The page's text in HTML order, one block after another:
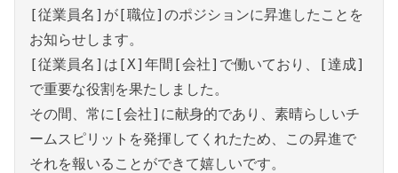
[従業員名]が[職位]のポジションに昇進したことを
お知らせします。
[従業員名]は[X]年間[会社]で働いており、[達成]
で重要な役割を果たしました。
その間、常に[会社]に献身的であり、素晴らしいチ
ームスピリットを発揮してくれたため、この昇進で
それを報いることができて嬉しいです。